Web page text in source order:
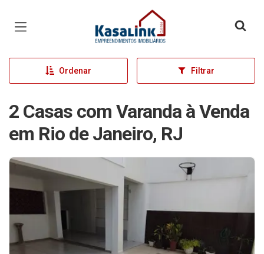
Página inicial
Ordenar Filtrar
2 Casas com Varanda à Venda
em Rio de Janeiro, RJ